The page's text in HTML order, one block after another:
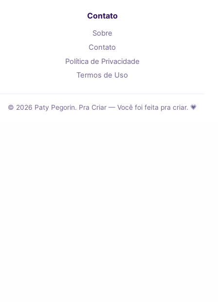
Contato
Sobre
Contato
Política de Privacidade
Termos de Uso
© 2026 Paty Pegorin. Pra Criar — Você foi feita pra criar. 💗